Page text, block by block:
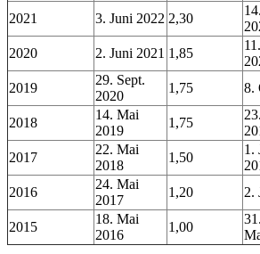
2021 3. Juni 2022 2,30
2020
2. Juni 2021 1,85
2019
29. Sept.
2020
1,75 8.
2018
14. Mai
2019
1,75
2017
22. Mai
2018
1,50
1.
2016
24. Mai
2017
1,20 2.
2015
18. Mai
2016
1,00
31.